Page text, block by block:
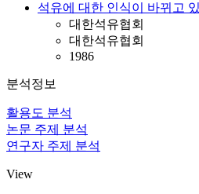
석유에 대한 인식이 바뀌고
대한석유협회
대한석유협회
1986
분석정보
활용도 분석
논문 주제 분석
연구자 주제 분석
View